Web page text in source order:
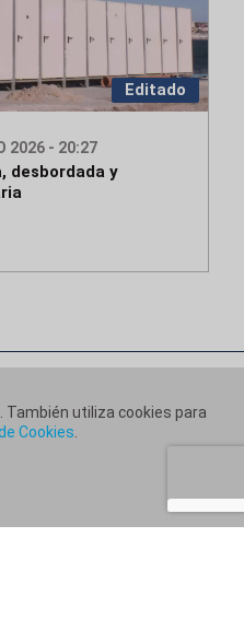
Editado
2026 - 20:27
desbordada y
utiliza cookies para
Cookies